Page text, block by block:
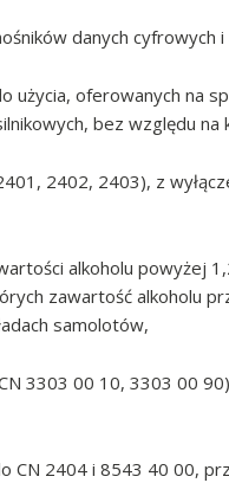
danych cyfrowych
użycia, oferowanych na
bez względu na
2402, 2403), z
alkoholu powyżej
zawartość alkoholu
samolotów,
3303 00 10, 3303 00
CN 2404 i 8543 40 00,